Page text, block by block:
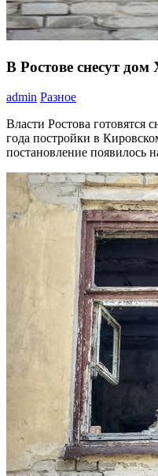
В Ростове снесут
admin Разное
Власти Ростова готовятся
года постройки в
постановление появилось